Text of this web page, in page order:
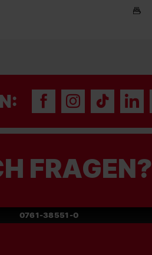
FRAGEN?
0761-38551-0